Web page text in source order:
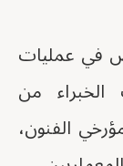
في عمليات
من
الفنون،